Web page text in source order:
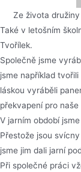
Ze života družiny
Také v letošním
Tvořílek.
Společně jsme
jsme například
láskou vyráběli
překvapení pro naše
V jarním období
Přestože jsou
jsme jim dali jarní
Při společné práci